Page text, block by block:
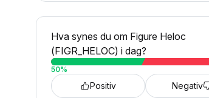
Hva synes du om Figure Heloc
(FIGR_HELOC) i dag?
50%
Positiv Negativ